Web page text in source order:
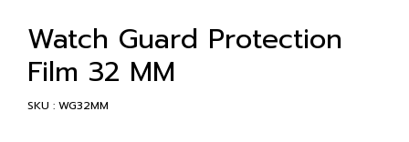
Watch Guard Protection
Film 32 MM
SKU : WG32MM